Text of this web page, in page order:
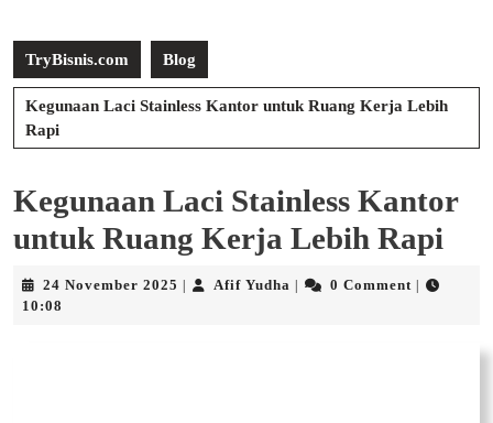
TryBisnis.com Blog
Kegunaan Laci Stainless Kantor untuk Ruang Kerja Lebih
Rapi
Kegunaan Laci Stainless Kantor
untuk Ruang Kerja Lebih Rapi
24 November 2025 24
Afif Yudha Afif
0 Comment
10:08